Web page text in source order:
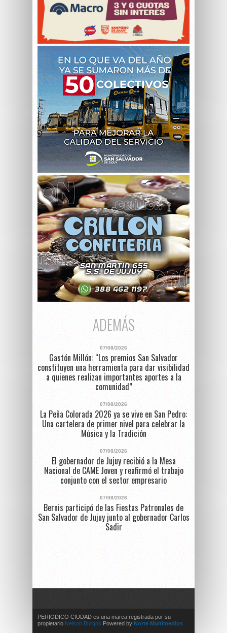
ADEMÁS
07/08/2026
Gastón Millón: “Los premios San Salvador
constituyen una herramienta para dar visibilidad
a quienes realizan importantes aportes a la
comunidad”
07/08/2026
La Peña Colorada 2026 ya se vive en San Pedro:
Una cartelera de primer nivel para celebrar la
Música y la Tradición
07/08/2026
El gobernador de Jujuy recibió a la Mesa
Nacional de CAME Joven y reafirmó el trabajo
conjunto con el sector empresario
07/08/2026
Bernis participó de las Fiestas Patronales de
San Salvador de Jujuy junto al gobernador Carlos
Sadir
PERIODICO CIUDAD es una marca registrada por su
propietario Nelson Burgos Powered by Norte Multimedios